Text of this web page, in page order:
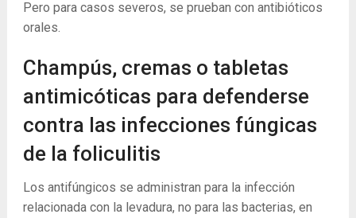
Pero para casos severos, se prueban con antibióticos
orales.
Champús, cremas o tabletas
antimicóticas para defenderse
contra las infecciones fúngicas
de la foliculitis
Los antifúngicos se administran para la infección
relacionada con la levadura, no para las bacterias, en